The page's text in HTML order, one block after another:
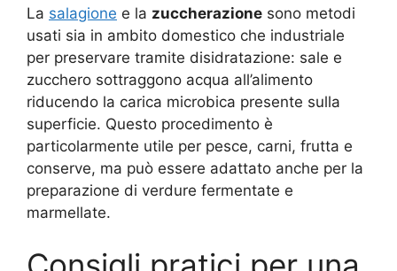
La salagione e la zuccherazione sono metodi
usati sia in ambito domestico che industriale
per preservare tramite disidratazione: sale e
zucchero sottraggono acqua all’alimento
riducendo la carica microbica presente sulla
superficie. Questo procedimento è
particolarmente utile per pesce, carni, frutta e
conserve, ma può essere adattato anche per la
preparazione di verdure fermentate e
marmellate.